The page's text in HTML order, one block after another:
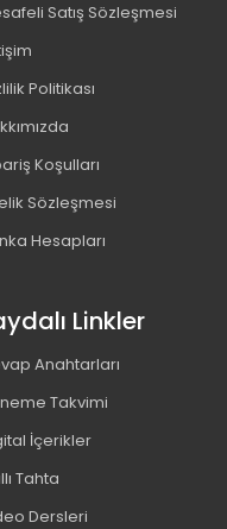
Satış Sözleşmesi
Politikası
Koşulları
Sözleşmesi
Hesapları
Linkler
Anahtarları
Takvimi
İçerikler
Tahta
Dersleri